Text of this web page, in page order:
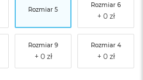
Rozmiar 5
Rozmiar 6
Rozmiar 9 Rozmiar 4